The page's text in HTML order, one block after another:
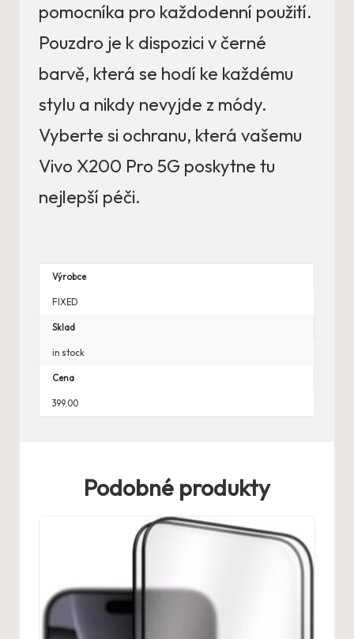
pomocníka pro každodenní použití.
Pouzdro je k dispozici v černé
barvě, která se hodí ke každému
stylu a nikdy nevyjde z módy.
Vyberte si ochranu, která vašemu
Vivo X200 Pro 5G poskytne tu
nejlepší péči.
Výrobce
FIXED
Sklad
in stock
Cena
399.00
Podobné produkty